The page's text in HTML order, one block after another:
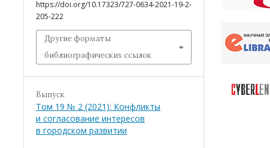
https://doi.org/10.17323/727-0634-2021-19-2-
205-222
Другие форматы
библиографических ссылок
Выпуск
Том 19 № 2 (2021): Конфликты
и согласование интересов
в городском развитии